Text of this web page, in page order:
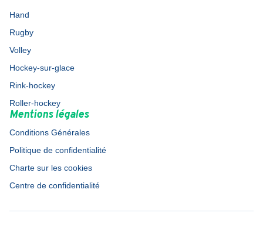
Hand
Rugby
Volley
Hockey-sur-glace
Rink-hockey
Roller-hockey
Mentions légales
Conditions Générales
Politique de confidentialité
Charte sur les cookies
Centre de confidentialité